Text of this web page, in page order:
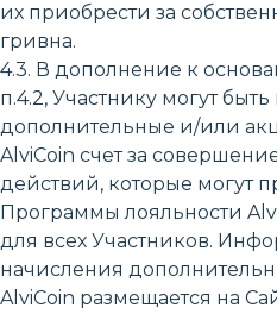
их приобрести за
гривна.
4.3. В дополнение к
п.4.2, Участнику могут
дополнительные и/или
AlviCoin счет за
действий, которые могут
Программы лояльности
для всех Участников.
начисления
AlviCoin размещается на